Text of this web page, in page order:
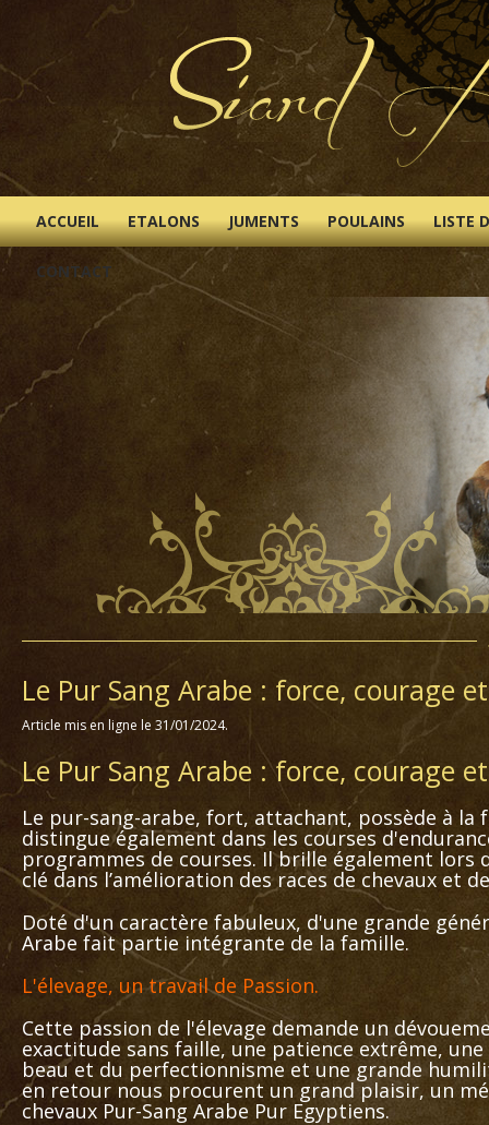
ACCUEIL ETALONS JUMENTS POULAINS LISTE
CONTACT
Le Pur Sang Arabe : force, courage
Article mis en ligne le 31/01/2024.
Le Pur Sang Arabe : force, courage
Le pur-sang-arabe, fort, attachant, possède à la
distingue également dans les courses
programmes de courses. Il brille également lors
clé dans l’amélioration des races de chevaux et
Doté d'un caractère fabuleux, d'une grande
Arabe fait partie intégrante de la famille.
L'élevage, un travail de Passion.
Cette passion de l'élevage demande un
exactitude sans faille, une patience extrême,
beau et du perfectionnisme et une grande
en retour nous procurent un grand plaisir, un
chevaux Pur-Sang Arabe Pur Egyptiens.